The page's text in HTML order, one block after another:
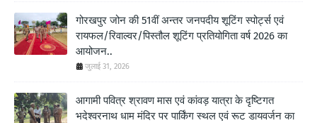
गोरखपुर जोन की 51वीं अन्तर जनपदीय शूटिंग स्पोर्ट्स एवं
रायफल/रिवाल्वर/पिस्तौल शूटिंग प्रतियोगिता वर्ष 2026 का
आयोजन..
जुलाई 31, 2026
आगामी पवित्र श्रावण मास एवं कांवड़ यात्रा के दृष्टिगत
भदेश्वरनाथ धाम मंदिर पर पार्किंग स्थल एवं रूट डायवर्जन का